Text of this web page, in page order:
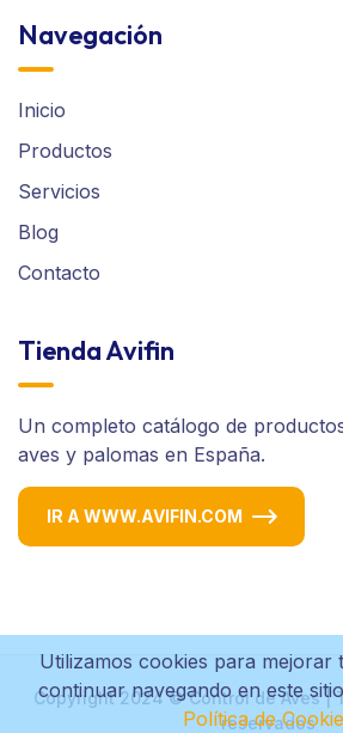
Navegación
Inicio
Productos
Servicios
Blog
Contacto
Tienda Avifin
Un completo catálogo de
aves y palomas en España.
IR A WWW.AVIFIN.COM
Copyright 2024 ©Control de Aves|
reservados
Utilizamos cookies para mejorar
continuar navegando en este
Política de